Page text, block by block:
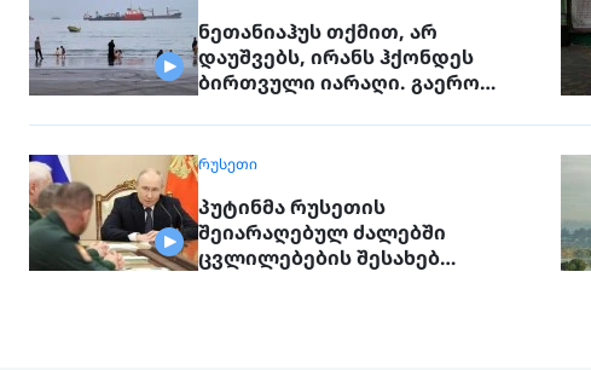
ნეთანიაჰუს თქმით, არ
დაუშვებს, ირანს ჰქონდეს
ბირთვული იარაღი. გაერო
საუბრობს
ᲠᲣᲡᲔᲗᲘ
პუტინმა რუსეთის
შეიარაღებულ ძალებში
ცვლილებების შესახებ